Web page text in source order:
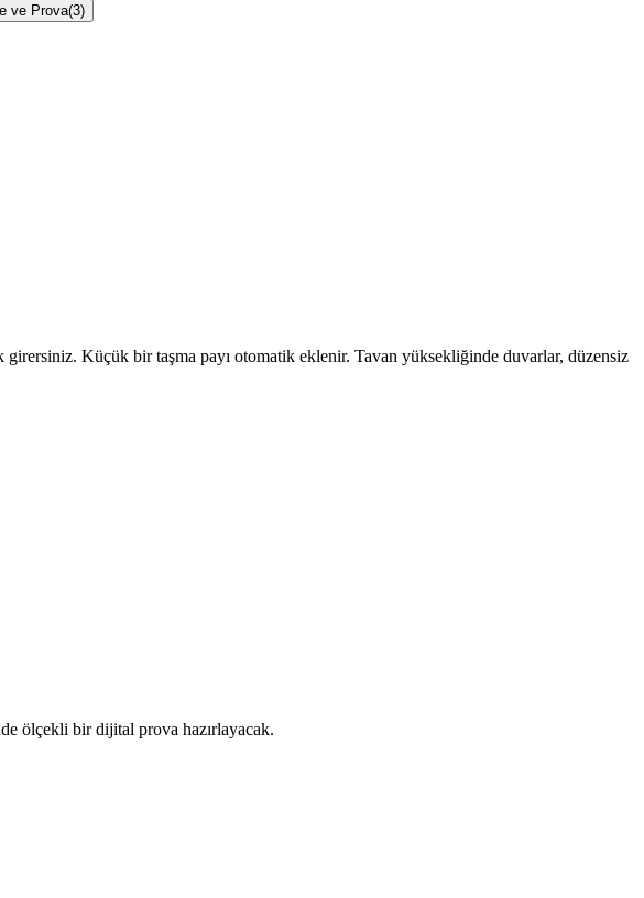
ve Prova(3)
Küçük bir taşma payı otomatik eklenir. Tavan yüksekliğinde duvarlar, düzensiz
ölçekli bir dijital prova hazırlayacak.